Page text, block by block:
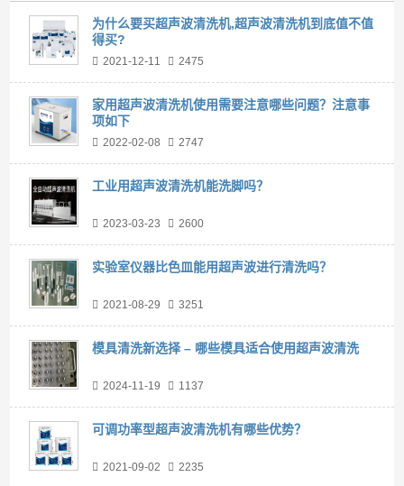
为什么要买超声波清洗机,超声波清洗机到底值不值
得买?
2021-12-11 2475
家用超声波清洗机使用需要注意哪些问题？注意事
项如下
2022-02-08 2747
工业用超声波清洗机能洗脚吗？
2023-03-23 2600
实验室仪器比色皿能用超声波进行清洗吗？
2021-08-29 3251
模具清洗新选择 – 哪些模具适合使用超声波清洗
2024-11-19 1137
可调功率型超声波清洗机有哪些优势？
2021-09-02 2235